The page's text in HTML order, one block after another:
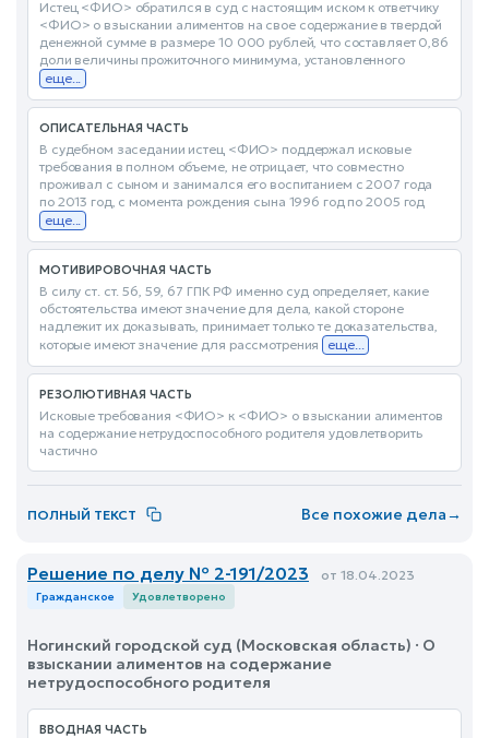
Истец <ФИО> обратился в суд с настоящим иском к ответчику
<ФИО> о взыскании алиментов на свое содержание в твердой
денежной сумме в размере 10 000 рублей, что составляет 0,86
доли величины прожиточного минимума, установленного
еще...
ОПИСАТЕЛЬНАЯ ЧАСТЬ
В судебном заседании истец <ФИО> поддержал исковые
требования в полном объеме, не отрицает, что совместно
проживал с сыном и занимался его воспитанием с 2007 года
по 2013 год, с момента рождения сына 1996 год по 2005 год
еще...
МОТИВИРОВОЧНАЯ ЧАСТЬ
В силу ст. ст. 56, 59, 67 ГПК РФ именно суд определяет, какие
обстоятельства имеют значение для дела, какой стороне
надлежит их доказывать, принимает только те доказательства,
которые имеют значение для рассмотрения еще...
РЕЗОЛЮТИВНАЯ ЧАСТЬ
Исковые требования <ФИО> к <ФИО> о взыскании алиментов
на содержание нетрудоспособного родителя удовлетворить
частично
ПОЛНЫЙ ТЕКСТ Все похожие дела→
Решение по делу № 2-191/2023 от 18.04.2023
Гражданское Удовлетворено
Ногинский городской суд (Московская область) · О
взыскании алиментов на содержание
нетрудоспособного родителя
ВВОДНАЯ ЧАСТЬ